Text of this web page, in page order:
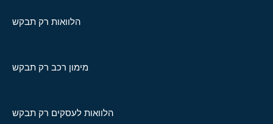
הלוואות רק תבקש
מימון רכב רק תבקש
הלוואות לעסקים רק תבקש